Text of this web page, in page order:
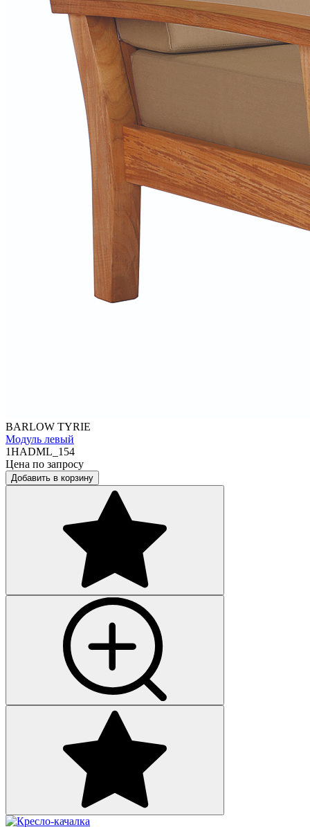
BARLOW TYRIE
Модуль левый
1HADML_154
Цена по запросу
Добавить в корзину